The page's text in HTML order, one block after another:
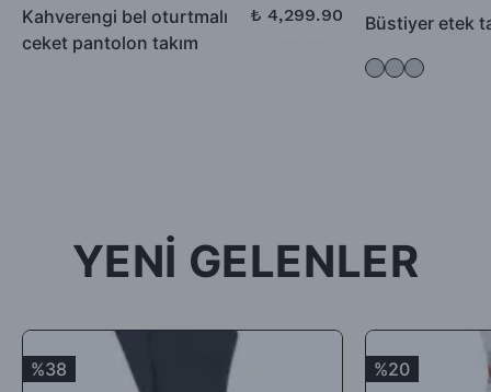
düşülerek alıcıya iade ödemesi gerçekleştirilecektir.
-İade için göndermiş olduğunuz ürün / ürünler 5 günü geçmiş,
kullanılmış, satılabilirlik özelliğini kaybetmiş, Faturası (varsa)
uygunluğunun kontrolünden sonra, 7 ile 10 iş günü arasında
ürün bedelinizden iade kargo ücretinizin kesintisi yapılarak geri
Satın aldığınız ürünler için Hediye Çeki, Değişim ya da ücret
iadesi talep edebilirsiniz.
Kahverengi bel oturtmalı
ceket pantolon takım
₺ 4,299.90 Büstiyer etek
YENİ GELENLER
%38 %20